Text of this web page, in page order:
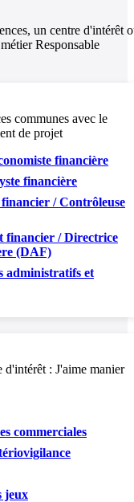
un centre d'intérêt
Responsable
communes avec le
de projet
financière
financière
/ Contrôleuse
financier / Directrice
(DAF)
administratifs et
d'intérêt : J'aime manier
commerciales
jeux